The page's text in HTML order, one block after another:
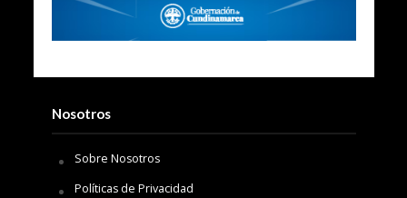
Nosotros
Sobre Nosotros
Políticas de Privacidad